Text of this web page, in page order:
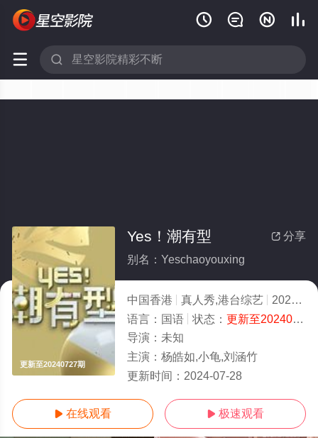
   
 
更新至20240727期
 分享
Yes！潮有型
别名：Yeschaoyouxing
中国香港 真人秀,港台综艺 2020
语言： 国语 状态： 更新至20240727期
导演： 未知
主演： 杨皓如,小龟,刘涵竹
更新时间： 2024-07-28
 在线观看  极速观看